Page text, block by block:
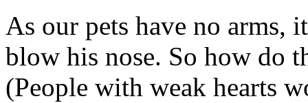
As our pets have no arms,
blow his nose. So how do
(People with weak hearts